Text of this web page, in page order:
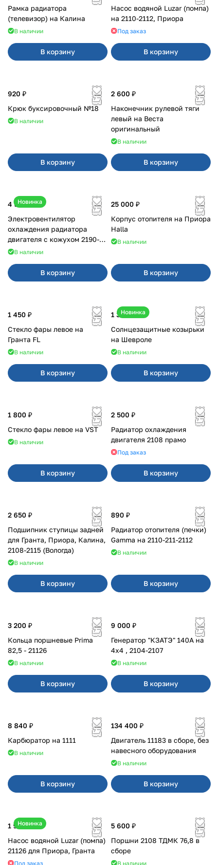
Рамка радиатора
(телевизор) на Калина
В наличии
В корзину
Насос водяной Luzar (помпа)
на 2110-2112, Приора
Под заказ
В корзину
920 ₽
Крюк буксировочный №18
В наличии
В корзину
2 600 ₽
Наконечник рулевой тяги
левый на Веста
оригинальный
В наличии
В корзину
Новинка
4 550 ₽
Электровентилятор
охлаждения радиатора
двигателя с кожухом 2190-
2194 н/о с кондиционером
В наличии
В корзину
25 000 ₽
Корпус отопителя на Приора
Halla
В наличии
В корзину
1 450 ₽
Стекло фары левое на
Гранта FL
В наличии
В корзину
Новинка
1 350 ₽
Солнцезащитные козырьки
на Шевроле
В наличии
В корзину
1 800 ₽
Стекло фары левое на VST
В наличии
В корзину
2 500 ₽
Радиатор охлаждения
двигателя 2108 прамо
Под заказ
В корзину
2 650 ₽
Подшипник ступицы задней
для Гранта, Приора, Калина,
2108-2115 (Вологда)
В наличии
В корзину
890 ₽
Радиатор отопителя (печки)
Gamma на 2110-211-2112
В наличии
В корзину
3 200 ₽
Кольца поршневые Prima
82,5 - 21126
В наличии
В корзину
9 000 ₽
Генератор "КЗАТЭ" 140А на
4x4 , 2104-2107
В наличии
В корзину
8 840 ₽
Карбюратор на 1111
В наличии
В корзину
134 400 ₽
Двигатель 11183 в сборе, без
навесного оборудования
В наличии
В корзину
Новинка
1 990 ₽
Насос водяной Luzar (помпа)
21126 для Приора, Гранта
Под заказ
5 600 ₽
Поршни 2108 ТДМК 76,8 в
сборе
В наличии